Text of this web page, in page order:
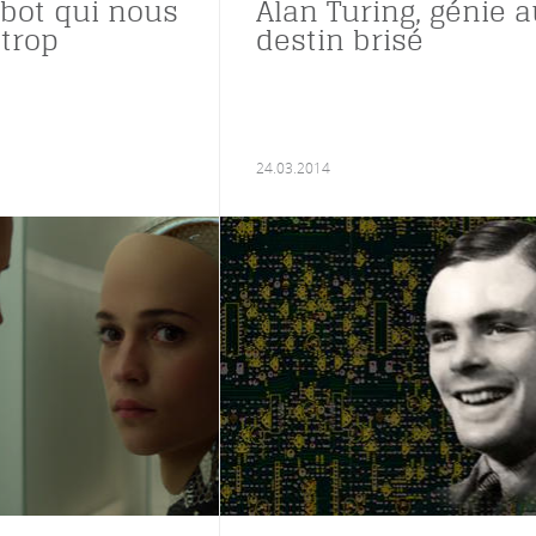
qui nous
Alan Turing, génie
destin brisé
24.03.2014